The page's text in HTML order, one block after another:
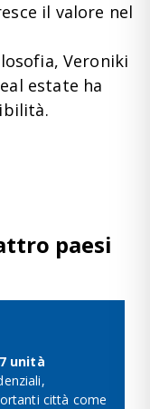
il valore nel
Veroniki
estate ha
paesi
unità
città come